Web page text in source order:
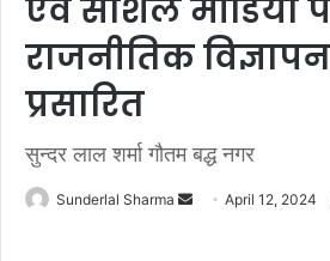
एवं सोशल मीडिया
राजनीतिक
प्रसारित
सुन्दर लाल शर्मा गौतम बद्ध नगर
Sunderlal Sharma
SendApril 12, 2024